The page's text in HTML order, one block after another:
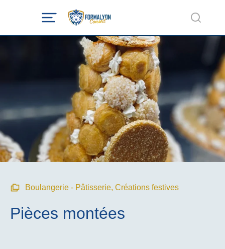
Boulangerie - Pâtisserie, Créations festives
Pièces montées